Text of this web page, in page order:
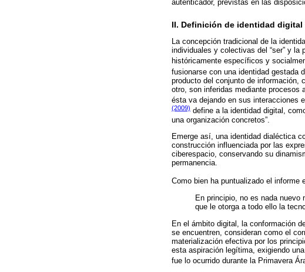
autenticador, previstas en las
II. Definición de identidad digital
La concepción tradicional de la
individuales y colectivas del “ser” y
históricamente específicos y
fusionarse con una identidad gestada
producto del conjunto de información,
otro, son inferidas mediante procesos
ésta va dejando en sus interacciones
(2009) define a la identidad digital,
una organización concretos”.
Emerge así, una identidad dialéctica
construcción influenciada por las
ciberespacio, conservando su
permanencia.
Como bien ha puntualizado el informe
En principio, no es nada
que le otorga a todo ello la
En el ámbito digital, la conformación
se encuentren, consideran como el
materialización efectiva por los
esta aspiración legítima, exigiendo
fue lo ocurrido durante la Primavera